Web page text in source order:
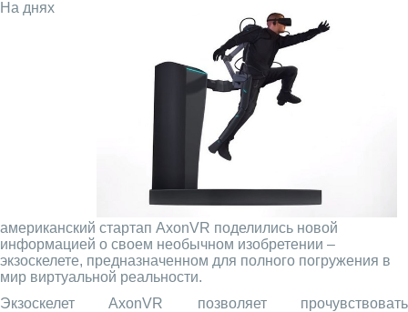
На днях
американский стартап AxonVR поделились новой
информацией о своем необычном изобретении –
экзоскелете, предназначенном для полного погружения в
мир виртуальной реальности.
Экзоскелет AxonVR позволяет прочувствовать